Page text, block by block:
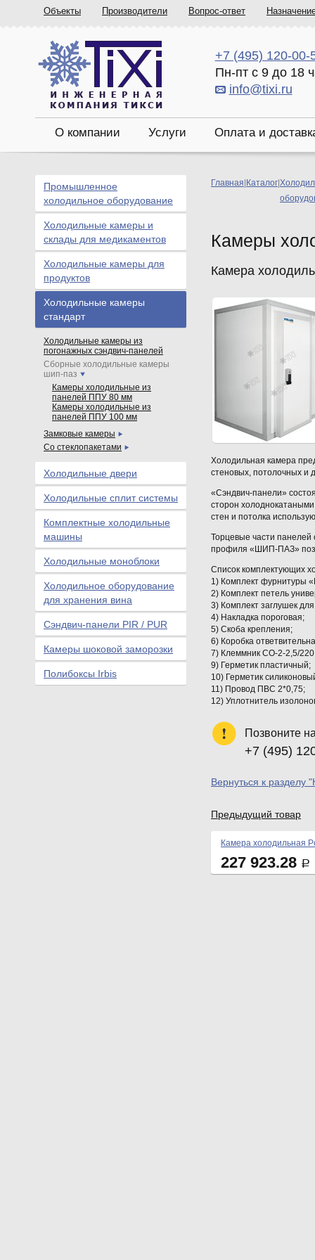
Объекты Производители Вопрос-ответ
+7 (495) 120-00-
Пн-пт с 9 до 18
info@tixi.ru
О компании Услуги Оплата и
Главная Каталог
Камеры
Камера
Холодильная камера
стеновых, потолочных и
«Сэндвич-панели»
сторон
стен и потолка
Торцевые части
профиля «ШИП-ПАЗ»
Список комплектующих
1) Комплект фурнитуры
2) Комплект петель
3) Комплект заглушек
4) Накладка пороговая;
5) Скоба крепления;
6) Коробка
7) Клеммник СО-2-2,5/
9) Герметик пластичный;
10) Герметик
11) Провод ПВС 2*0,75;
12) Уплотнитель
Позвоните
+7 (495)
Вернуться к
Предыдущий товар
Камера холодильная
227 923.28 Р
Промышленное
холодильное оборудование
Холодильные камеры и
склады для медикаментов
Холодильные камеры для
продуктов
Холодильные камеры
стандарт
Холодильные камеры из
погонажных сэндвич-панелей
Сборные холодильные камеры
шип-паз
Камеры холодильные из
панелей ППУ 80 мм
Камеры холодильные из
панелей ППУ 100 мм
Замковые камеры
Со стеклопакетами
Холодильные двери
Холодильные сплит системы
Комплектные холодильные
машины
Холодильные моноблоки
Холодильное оборудование
для хранения вина
Сэндвич-панели PIR / PUR
Камеры шоковой заморозки
Полибоксы Irbis